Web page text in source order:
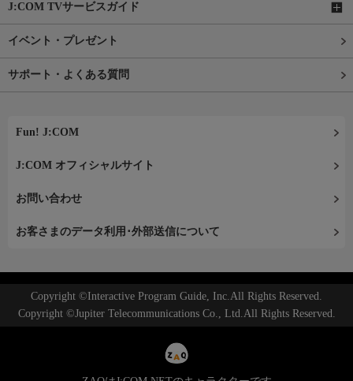
J:COM TVサービスガイド
イベント・プレゼント
サポート・よくある質問
Fun! J:COM
J:COM オフィシャルサイト
お問い合わせ
お客さまのデータ利用･外部送信について
Copyright ©Interactive Program Guide, Inc.All Rights Reserved.
Copyright ©Jupiter Telecommunications Co., Ltd.All Rights Reserved.